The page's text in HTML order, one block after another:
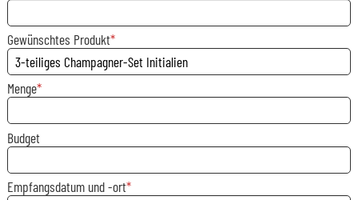
Gewünschtes Produkt
Menge
Budget
Empfangsdatum und -ort